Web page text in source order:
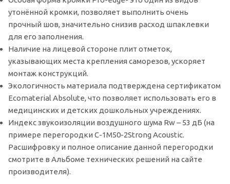
утонённой кромки, позволяет выполнить очень
прочный шов, значительно снизив расход шпаклевки
для его заполнения.
Наличие на лицевой стороне плит отметок,
указывающих места крепления саморезов, ускоряет
монтаж конструкций.
Экологичность материала подтверждена сертификатом
Ecomaterial Absolute, что позволяет использовать его в
медицинских и детских дошкольных учреждениях.
Индекс звукоизоляции воздушного шума Rw – 53 дБ (на
примере перегородки С-1М50-2Strong Acoustic.
Расшифровку и полное описание данной перегородки
смотрите в Альбоме технических решений на сайте
производителя).